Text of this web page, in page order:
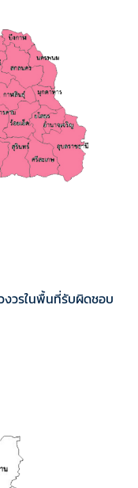
งวรในพื้นที่รับผิดชอบ